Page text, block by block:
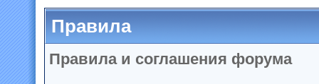
Правила
Правила и соглашения форума